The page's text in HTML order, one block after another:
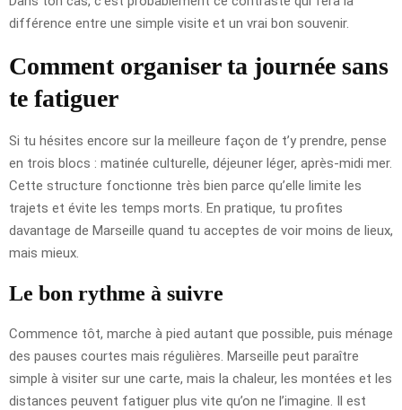
différence entre une simple visite et un vrai bon souvenir.
Comment organiser ta journée sans
te fatiguer
Si tu hésites encore sur la meilleure façon de t’y prendre, pense
en trois blocs : matinée culturelle, déjeuner léger, après-midi mer.
Cette structure fonctionne très bien parce qu’elle limite les
trajets et évite les temps morts. En pratique, tu profites
davantage de Marseille quand tu acceptes de voir moins de lieux,
mais mieux.
Le bon rythme à suivre
Commence tôt, marche à pied autant que possible, puis ménage
des pauses courtes mais régulières. Marseille peut paraître
simple à visiter sur une carte, mais la chaleur, les montées et les
distances peuvent fatiguer plus vite qu’on ne l’imagine. Il est